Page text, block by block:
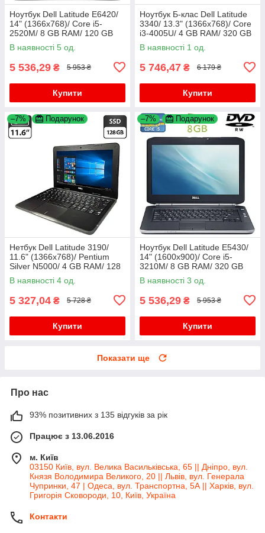
Ноутбук Dell Latitude E6420/
14" (1366x768)/ Core i5-
2520M/ 8 GB RAM/ 120 GB
SSD/ HD 3000
В наявності 5 од.
5 536,29 ₴ 5 953 ₴
Купити
Ноутбук Б-клас Dell Latitude
3340/ 13.3" (1366x768)/ Core
i3-4005U/ 4 GB RAM/ 320 GB
HDD/ HD 4400
В наявності 1 од.
5 746,47 ₴ 6 179 ₴
Купити
–7% Подарунок
Нетбук Dell Latitude 3190/
11.6" (1366x768)/ Pentium
Silver N5000/ 4 GB RAM/ 128
GB SSD/ UHD 605
В наявності 4 од.
5 327,04 ₴ 5 728 ₴
Купити
–7% Подарунок
Ноутбук Dell Latitude E5430/
14" (1600x900)/ Core i5-
3210M/ 8 GB RAM/ 320 GB
HDD/ HD 4000
В наявності 3 од.
5 536,29 ₴ 5 953 ₴
Купити
Показати ще
Про нас
93% позитивних з 135 відгуків за рік
Працює з 13.06.2016
м. Київ
03150 Київ, вул. Велика Васильківська, 65 || Дніпро, вул.
Князя Володимира Великого, 20 || Львів, вул. Генерала
Чупринки, 47 | Одеса, вул. Транспортна, 5А || Харків, вул.
Григорія Сковороди, 10, Київ, Україна
Контакти